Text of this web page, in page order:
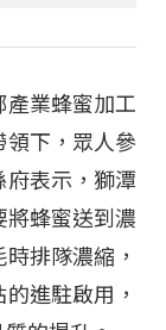
產業蜂蜜加工
領下，眾人參
表示，獅潭
將蜂蜜送到濃
排隊濃縮，
進駐啟用，